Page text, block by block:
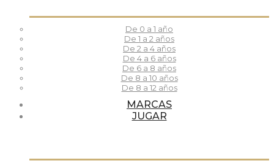
De 0 a 1 año
De 1 a 2 años
De 2 a 4 años
De 4 a 6 años
De 6 a 8 años
De 8 a 10 años
De 8 a 12 años
MARCAS
JUGAR